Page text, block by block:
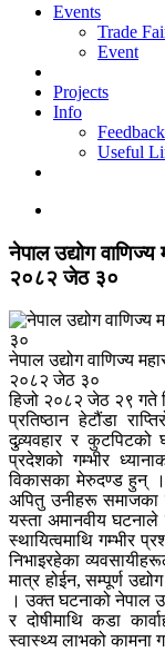
Events
Trade
Event
Projects
Info
Feedback
Useful
नेपाल उद्योग
२०८२ जेठ ३०
नेपाल उद्योग वाणिज्य
२०८२ जेठ ३०
हिजो २०८२ जेठ २९ गते
प्रतिष्ठान हेटौंडा
दुव्र्यवहार र कुटपिटको
प्रदेशको गम्भीर
विकासका मेरुदण्ड हुन् ।
अपितु उनीहरू समाजका
यस्ता अमानवीय घटनाले
स्थायित्वमाथि गम्भीर
निभाइरहेका
मात्र होईन, सम्पूर्ण
। उक्त घटनाको नेपाल
र दोषीमाथि कडा
स्वास्थ्य लाभको कामना